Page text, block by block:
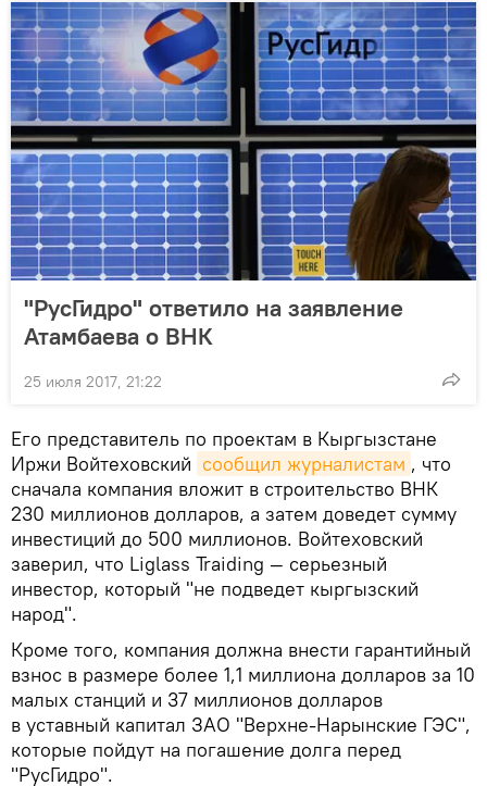
"РусГидро" ответило на заявление
Атамбаева о ВНК
25 июля 2017, 21:22
Его представитель по проектам в Кыргызстане
Иржи Войтеховский сообщил журналистам , что
сначала компания вложит в строительство ВНК
230 миллионов долларов, а затем доведет сумму
инвестиций до 500 миллионов. Войтеховский
заверил, что Liglass Traiding — серьезный
инвестор, который "не подведет кыргызский
народ".
Кроме того, компания должна внести гарантийный
взнос в размере более 1,1 миллиона долларов за 10
малых станций и 37 миллионов долларов
в уставный капитал ЗАО "Верхне-Нарынские ГЭС",
которые пойдут на погашение долга перед
"РусГидро".